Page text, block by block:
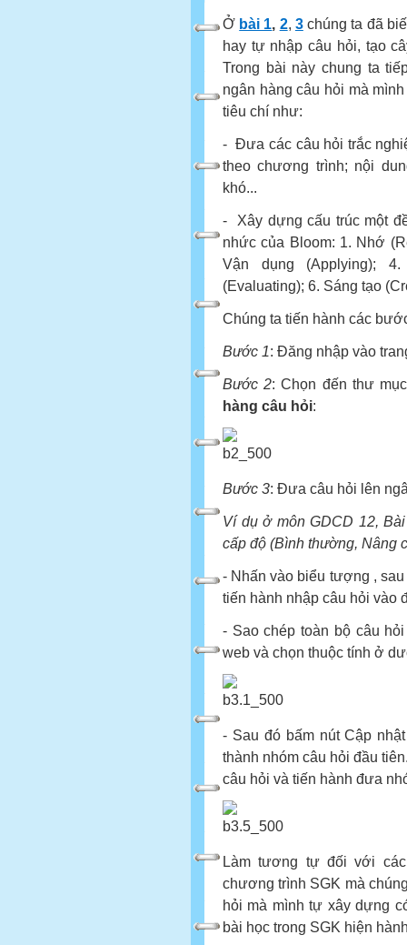
Ở bài 1, 2, 3chúng ta đã
hay tự nhập câu hỏi, tạo
Trong bài này chung ta
ngân hàng câu hỏi mà
tiêu chí như:
- Đưa các câu hỏi trắc
theo chương trình; nội
khó...
- Xây dựng cấu trúc một
nhức của Bloom: 1. Nhớ
Vận dụng (Applying);
(Evaluating); 6. Sáng tạo
Chúng ta tiến hành các
Bước 1: Đăng nhập vào
Bước 2: Chọn đến thư
hàng câu hỏi:
Bước 3: Đưa câu hỏi lên
Ví dụ ở môn GDCD 12,
cấp độ (Bình thường, Nâng
- Nhấn vào biểu tượng ,
tiến hành nhập câu hỏi vào
- Sao chép toàn bộ câu
web và chọn thuộc tính ở
- Sau đó bấm nút Cập
thành nhóm câu hỏi đầu
câu hỏi và tiến hành đưa
Làm tương tự đối với
chương trình SGK mà
hỏi mà mình tự xây dựng
bài học trong SGK hiện